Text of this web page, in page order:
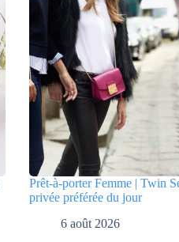
Prêt-à-porter Femme | Twin
privée préférée du jour
6 août 2026